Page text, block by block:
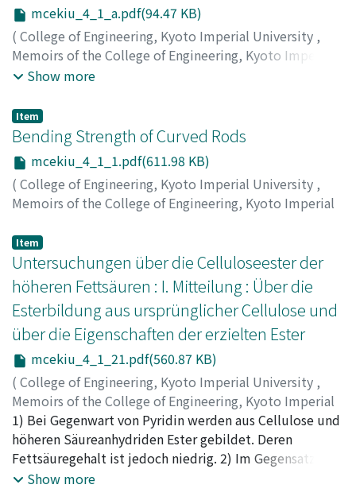
mcekiu_4_1_a.pdf(94.47 KB)
( College of Engineering, Kyoto Imperial University ,
Memoirs of the College of Engineering, Kyoto Imperial
University,Volume 4
Show more
Item
Bending Strength of Curved Rods
mcekiu_4_1_1.pdf(611.98 KB)
( College of Engineering, Kyoto Imperial University ,
Memoirs of the College of Engineering, Kyoto Imperial
Matsumura, Tsuruzo
Item
Untersuchungen über die Celluloseester der
höheren Fettsäuren : I. Mitteilung : Über die
Esterbildung aus ursprünglicher Cellulose und
über die Eigenschaften der erzielten Ester
mcekiu_4_1_21.pdf(560.87 KB)
( College of Engineering, Kyoto Imperial University ,
Memoirs of the College of Engineering, Kyoto Imperial
University,Volume 4 ,Issue 1,1925,pp.21-28)
Kita, G.; Mazume, T.;Sakurada, I.;Nakashima, T.
1) Bei Gegenwart von Pyridin werden aus Cellulose und
höheren Säureanhydriden Ester gebildet. Deren
Fettsäuregehalt ist jedoch niedrig. 2) Im Gegensatz zu
Grün und Wittka lassen sich nach den beschriebenen
Show more